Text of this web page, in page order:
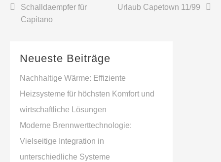
Beitrags-
Navigation
Schalldaempfer für
Capitano
Urlaub Capetown 11/99
Neueste Beiträge
Nachhaltige Wärme: Effiziente
Heizsysteme für höchsten Komfort und
wirtschaftliche Lösungen
Moderne Brennwerttechnologie:
Vielseitige Integration in
unterschiedliche Systeme